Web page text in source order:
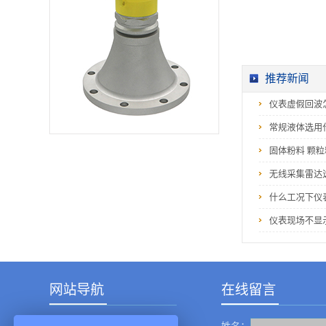
推荐新闻
仪表虚假回波
常规液体选用
固体粉料 颗
无线采集雷达
什么工况下仪
仪表现场不显
网站导航 在线留言